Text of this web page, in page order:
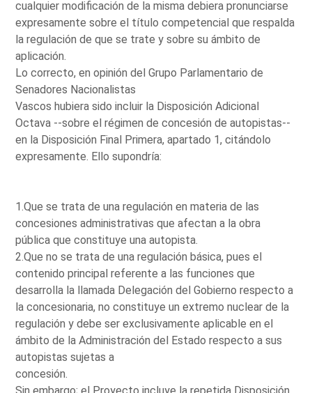
cualquier modificación de la misma debiera pronunciarse
expresamente sobre el título competencial que respalda
la regulación de que se trate y sobre su ámbito de
aplicación.
Lo correcto, en opinión del Grupo Parlamentario de
Senadores Nacionalistas
Vascos hubiera sido incluir la Disposición Adicional
Octava --sobre el régimen de concesión de autopistas--
en la Disposición Final Primera, apartado 1, citándolo
expresamente. Ello supondría:
1.Que se trata de una regulación en materia de las
concesiones administrativas que afectan a la obra
pública que constituye una autopista.
2.Que no se trata de una regulación básica, pues el
contenido principal referente a las funciones que
desarrolla la llamada Delegación del Gobierno respecto a
la concesionaria, no constituye un extremo nuclear de la
regulación y debe ser exclusivamente aplicable en el
ámbito de la Administración del Estado respecto a sus
autopistas sujetas a
concesión.
Sin embargo; el Proyecto incluye la repetida Disposición